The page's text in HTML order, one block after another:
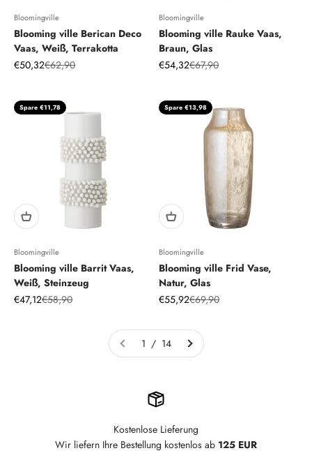
Bloomingville
Blooming ville Berican Deco
Vaas, Weiß, Terrakotta
Angebot
€50,32Regulärer Preis
€62,90
Bloomingville
Blooming ville Rauke Vaas,
Braun, Glas
Angebot
€54,32Regulärer Preis
€67,90
Spare €11,78
Bloomingville
Blooming ville Barrit Vaas,
Weiß, Steinzeug
Angebot
€47,12Regulärer Preis
€58,90
Spare €13,98
Bloomingville
Blooming ville Frid Vase,
Natur, Glas
Angebot
€55,92Regulärer Preis
€69,90
1 / 14
Kostenlose Lieferung
Wir liefern Ihre Bestellung kostenlos ab 125 EUR